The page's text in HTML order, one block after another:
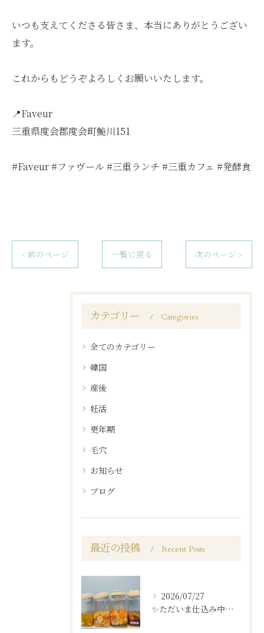
いつも支えてくださる皆さま、本当にありがとうござい
ます。
これからもどうぞよろしくお願いいたします。
📍Faveur
三重県度会郡度会町鮠川151
#Faveur #ファヴール #三重ランチ #三重カフェ #発酵食
< 前のページ 一覧に戻る 次のページ >
カテゴリー Categories
全てのカテゴリー
韓国
産後
妊活
更年期
毛穴
お知らせ
ブログ
最近の投稿 Recent Posts
2026/07/27
✨ただいま仕込み中…✨
お問い合わせはこちら
お問い合わせはこちら